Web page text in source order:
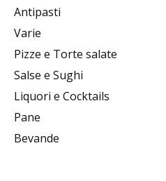
Antipasti
Varie
Pizze e Torte salate
Salse e Sughi
Liquori e Cocktails
Pane
Bevande